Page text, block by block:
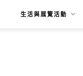
生活與展覽活動